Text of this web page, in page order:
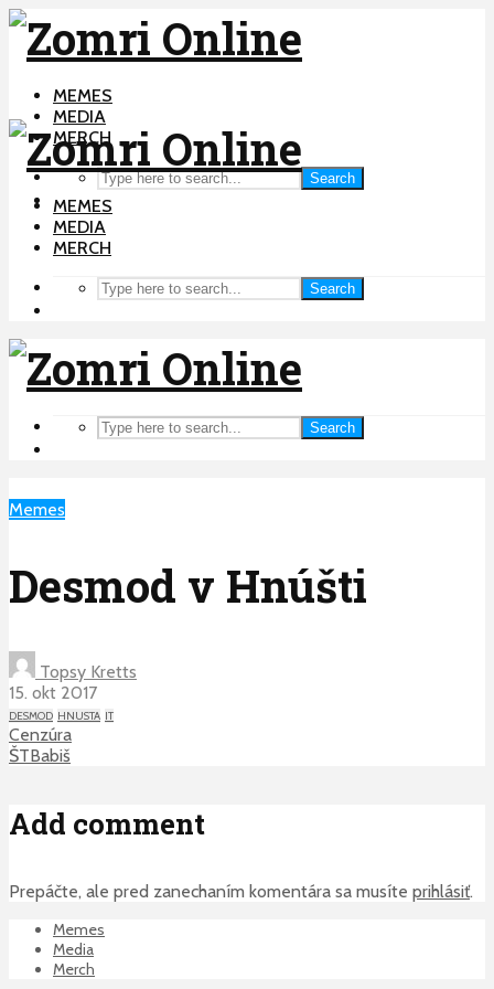
MEMES
MEDIA
MERCH
Search
MEMES
MEDIA
MERCH
Search
Search
Memes
Desmod v Hnúšti
Topsy Kretts
15. okt 2017
DESMOD HNUSTA IT
Cenzúra
ŠTBabiš
Add comment
Prepáčte, ale pred zanechaním komentára sa musíte prihlásiť.
Memes
Media
Merch